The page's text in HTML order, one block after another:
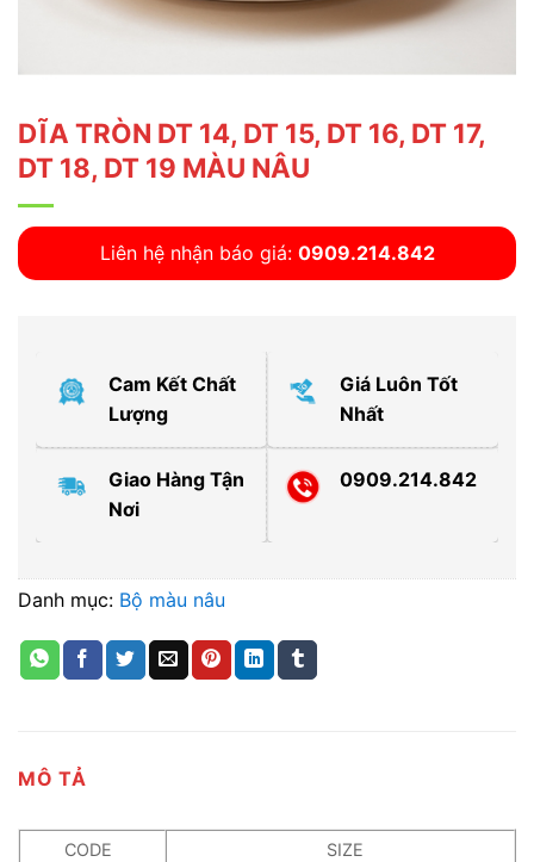
DĨA TRÒN DT 14, DT 15, DT 16, DT 17,
DT 18, DT 19 MÀU NÂU
Liên hệ nhận báo giá: 0909.214.842
Cam Kết Chất
Lượng
Giá Luôn Tốt
Nhất
Giao Hàng Tận
Nơi
0909.214.842
Danh mục: Bộ màu nâu
MÔ TẢ
CODE
SIZE